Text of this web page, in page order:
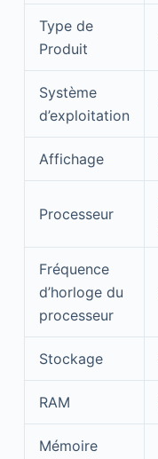
Type de
Produit
Système
d’exploitation
Affichage
Processeur
Fréquence
d’horloge du
processeur
Stockage
RAM
Mémoire